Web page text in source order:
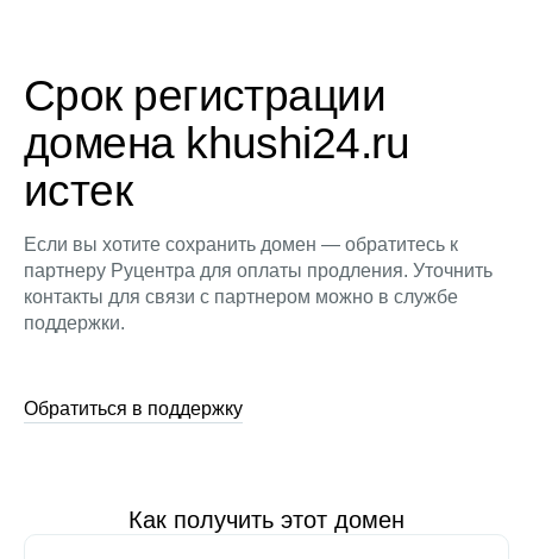
Срок регистрации
домена khushi24.ru
истек
Если вы хотите сохранить домен — обратитесь к
партнеру Руцентра для оплаты продления. Уточнить
контакты для связи с партнером можно в службе
поддержки.
Обратиться в поддержку
Как получить этот домен